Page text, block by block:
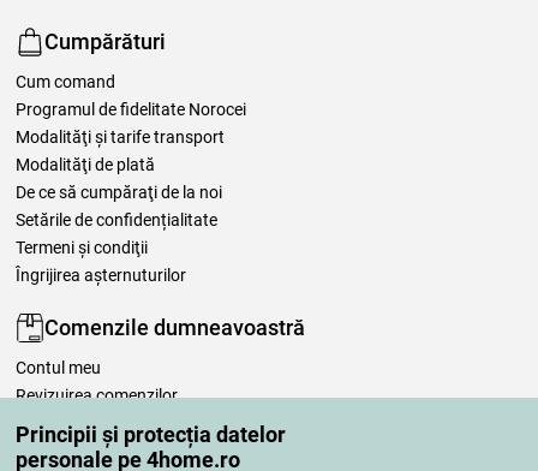
Principii și protecția datelor
personale pe 4home.ro
Cumpărături
Cum comand
Programul de fidelitate Norocei
Modalităţi şi tarife transport
Modalităţi de plată
De ce să cumpăraţi de la noi
Setările de confidențialitate
Termeni şi condiţii
Îngrijirea așternuturilor
Comenzile dumneavoastră
Contul meu
Revizuirea comenzilor
Reclamaţii
Retragere de la contract